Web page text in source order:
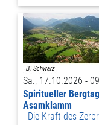
Sa., 17.10.2026 -
Spiritueller
Asamklamm
Die Kraft des